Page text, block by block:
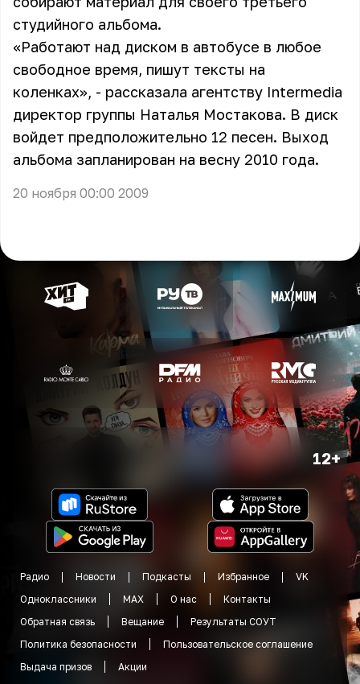
студийного альбома.
«Работают над диском в автобусе в любое
свободное время, пишут тексты на
коленках», - рассказала агентству Intermеdia
директор группы Наталья Мостакова. В диск
войдет предположительно 12 песен. Выход
альбома запланирован на весну 2010 года.
20 ноября 00:00 2009
12+
Радио Новости Подкасты Избранное
VK
Одноклассники
MAX О нас
Контакты
Обратная связь
Вещание
Результаты СОУТ
Политика безопасности
Пользовательское соглашение
Выдача призов
Акции